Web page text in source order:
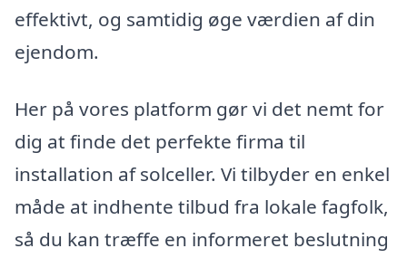
effektivt, og samtidig øge værdien af din
ejendom.
Her på vores platform gør vi det nemt for
dig at finde det perfekte firma til
installation af solceller. Vi tilbyder en enkel
måde at indhente tilbud fra lokale fagfolk,
så du kan træffe en informeret beslutning